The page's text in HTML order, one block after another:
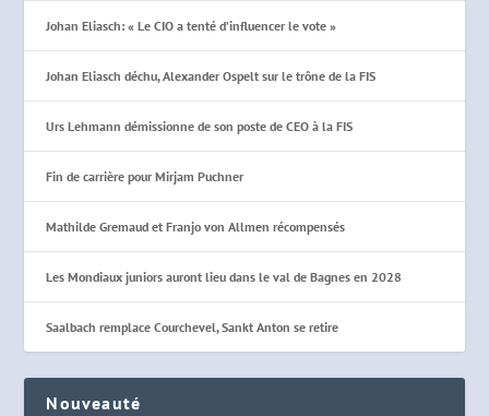
Johan Eliasch: « Le CIO a tenté d’influencer le vote »
Johan Eliasch déchu, Alexander Ospelt sur le trône de la FIS
Urs Lehmann démissionne de son poste de CEO à la FIS
Fin de carrière pour Mirjam Puchner
Mathilde Gremaud et Franjo von Allmen récompensés
Les Mondiaux juniors auront lieu dans le val de Bagnes en 2028
Saalbach remplace Courchevel, Sankt Anton se retire
Nouveauté